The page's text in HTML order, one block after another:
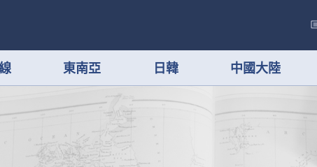
東南亞 日韓 中國大陸